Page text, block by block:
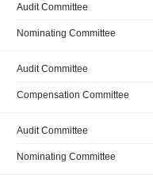
Audit Committee
Nominating Committee
Audit Committee
Compensation Committee
Audit Committee
Nominating Committee